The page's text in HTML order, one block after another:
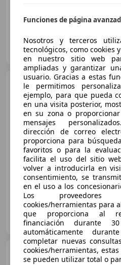
FLEXICAR ASTURIAS.
ES-33010 OVIEDO
06/2020 62.707 km
FLEXICAR ASTURIAS.
ES-33010 OVIEDO
Funciones de página
Nosotros y terceros
tecnológicos, como cookies
en nuestro sitio web
ampliadas y garantizar
usuario. Gracias a estas
le permitimos
ejemplo, para que pueda
en una visita posterior,
en su zona o
mensajes
dirección de correo
proporciona para
favoritos o para la
facilita el uso del sitio
volver a introducirla en
consentimiento, se
en el uso a los
Los proveedores
cookies/herramientas para
que proporciona al
financiación durante
automáticamente
completar nuevas
cookies/herramientas,
se pueden utilizar total o